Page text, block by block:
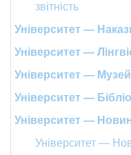
звітність
Університет —
Університет —
Університет — Музей
Університет —
Університет —
Університет —